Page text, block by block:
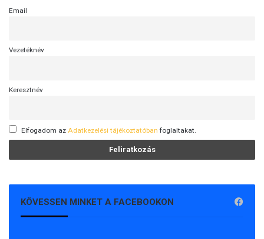
Email
Vezetéknév
Keresztnév
Elfogadom az Adatkezelési tájékoztatóban foglaltakat.
KÖVESSEN MINKET A FACEBOOKON